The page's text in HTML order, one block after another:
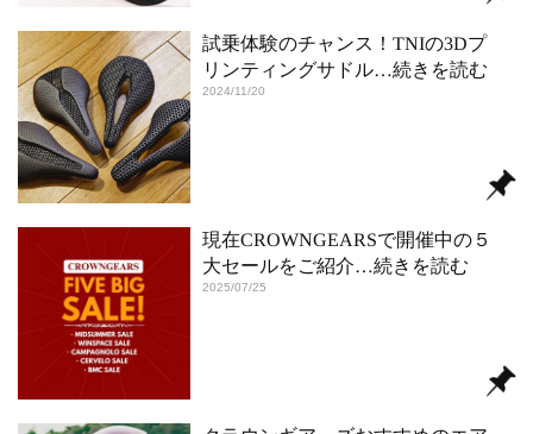
試乗体験のチャンス！TNIの3Dプ
リンティングサドル…続きを読む
2024/11/20
現在CROWNGEARSで開催中の５
大セールをご紹介…続きを読む
2025/07/25